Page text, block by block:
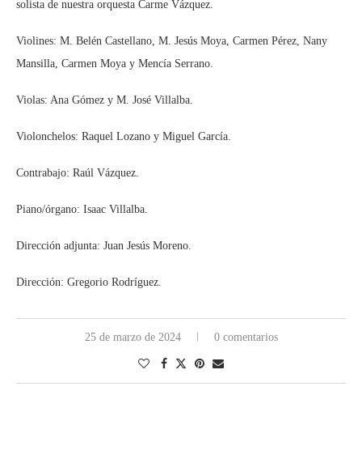
solista de nuestra orquesta Carme Vázquez.
Violines: M. Belén Castellano, M. Jesús Moya, Carmen Pérez, Nany
Mansilla, Carmen Moya y Mencía Serrano.
Violas: Ana Gómez y M. José Villalba.
Violonchelos: Raquel Lozano y Miguel García.
Contrabajo: Raúl Vázquez.
Piano/órgano: Isaac Villalba.
Dirección adjunta: Juan Jesús Moreno.
Dirección: Gregorio Rodríguez.
25 de marzo de 2024 0 comentarios